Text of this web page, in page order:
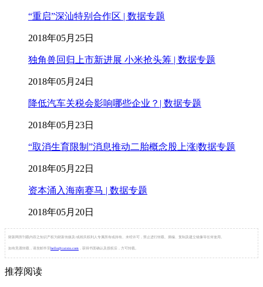
“重启”深汕特别合作区 | 数据专题
2018年05月25日
独角兽回归上市新进展 小米抢头筹 | 数据专题
2018年05月24日
降低汽车关税会影响哪些企业？| 数据专题
2018年05月23日
“取消生育限制”消息推动二胎概念股上涨|数据专题
2018年05月22日
资本涌入海南赛马 | 数据专题
2018年05月20日
财新网所刊载内容之知识产权为财新传媒及/或相关权利人专属所有或持有。未经许可，禁止进行转载、摘编、复制及建立镜像等任何使用。
如有意愿转载，请发邮件至 hello@caixin.com ，获得书面确认及授权后，方可转载。
推荐阅读